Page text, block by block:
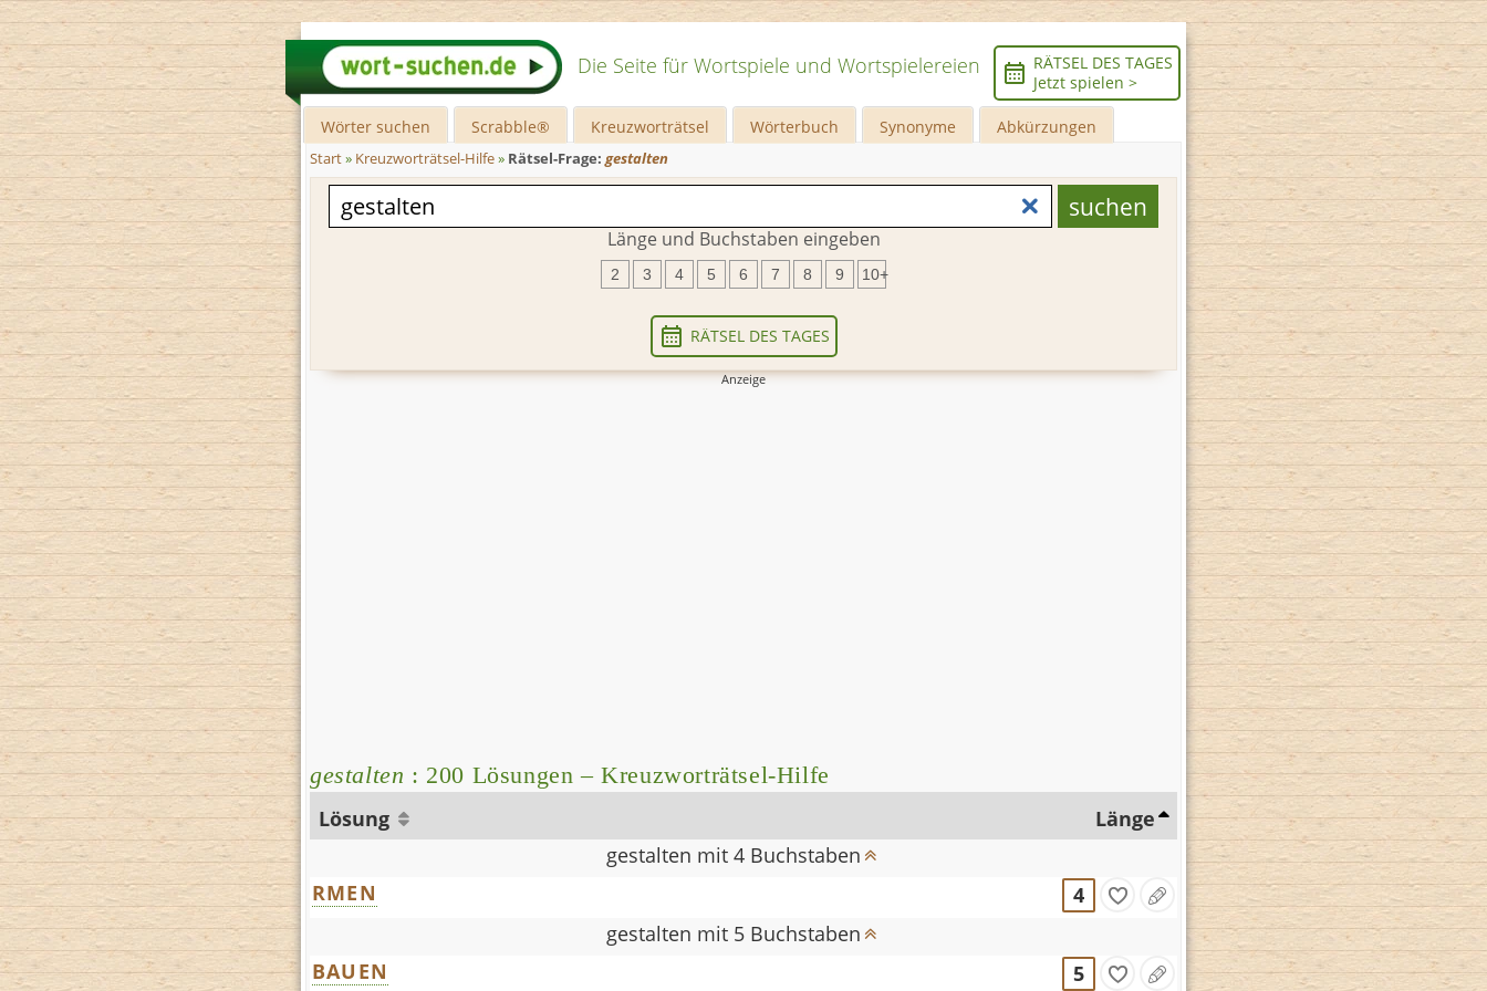
Die Seite für Wortspiele und Wortspielereien
RÄTSEL DES TAGES
Jetzt spielen >
Wörter suchen Scrabble® Kreuzworträtsel Wörterbuch Synonyme Abkürzungen
Start» Kreuzworträtsel-Hilfe» Rätsel-Frage: gestalten
Länge und Buchstaben eingeben
2 3 4 5 6 7 8 9 10+
RÄTSEL DES TAGES
gestalten : 200 Lösungen – Kreuzworträtsel-Hilfe
Lösung
Länge
gestalten mit 4 Buchstaben
RMEN
4
gestalten mit 5 Buchstaben
BAUEN
5